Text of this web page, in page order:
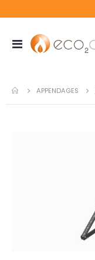
Toggle
Nav
APPENDAGES